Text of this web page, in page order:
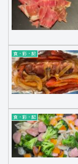
食・彩・記
食・彩・記